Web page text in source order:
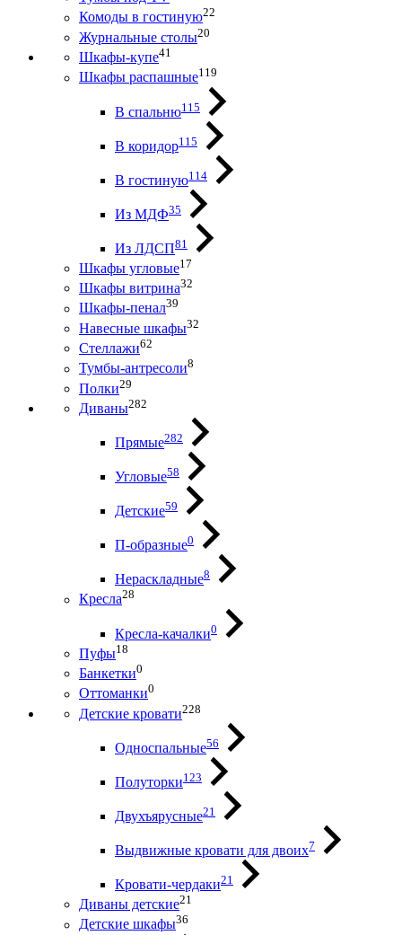
Комоды в гостиную22
Журнальные столы20
Шкафы-купе41
Шкафы распашные119
В спальню115
В коридор115
В гостиную114
Из МДФ35
Из ЛДСП81
Шкафы угловые17
Шкафы витрина32
Шкафы-пенал39
Навесные шкафы32
Стеллажи62
Тумбы-антресоли8
Полки29
Диваны282
Прямые282
Угловые58
Детские59
П-образные0
Нераскладные8
Кресла28
Кресла-качалки0
Пуфы18
Банкетки0
Оттоманки0
Детские кровати228
Односпальные56
Полуторки123
Двухъярусные21
Выдвижные кровати для двоих7
Кровати-чердаки21
Диваны детские21
Детские шкафы36